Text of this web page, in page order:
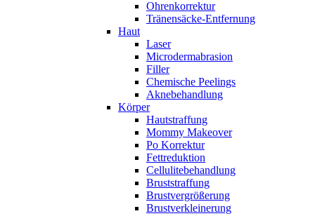
Ohrenkorrektur
Tränensäcke-Entfernung
Haut
Laser
Microdermabrasion
Filler
Chemische Peelings
Aknebehandlung
Körper
Hautstraffung
Mommy Makeover
Po Korrektur
Fettreduktion
Cellulitebehandlung
Bruststraffung
Brustvergrößerung
Brustverkleinerung